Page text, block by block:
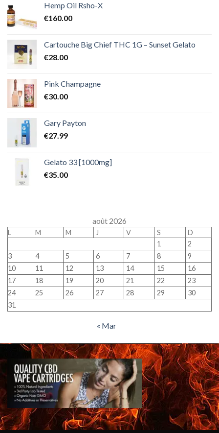
Hemp Oil Rsho-X
€160.00
Cartouche Big Chief THC 1G – Sunset Gelato
€28.00
Pink Champagne
€30.00
Gary Payton
€27.99
Gelato 33 [1000mg]
€35.00
août 2026
L M M J V S
D
1
2
3
4 5 6 7 8
9
10
11 12 13 14 15
16
17
18 19 20 21 22
23
24
25 26 27 28 29
30
31
« Mar